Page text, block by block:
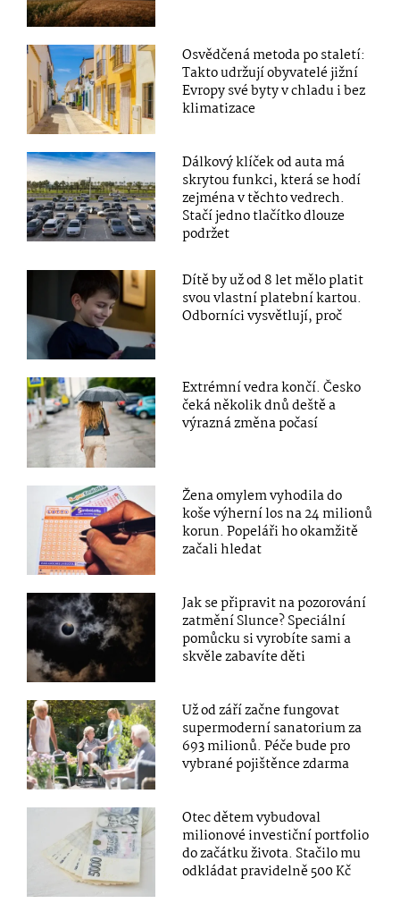
Osvědčená metoda po staletí:
Takto udržují obyvatelé jižní
Evropy své byty v chladu i bez
klimatizace
Dálkový klíček od auta má
skrytou funkci, která se hodí
zejména v těchto vedrech.
Stačí jedno tlačítko dlouze
podržet
Dítě by už od 8 let mělo platit
svou vlastní platební kartou.
Odborníci vysvětlují, proč
Extrémní vedra končí. Česko
čeká několik dnů deště a
výrazná změna počasí
Žena omylem vyhodila do
koše výherní los na 24 milionů
korun. Popeláři ho okamžitě
začali hledat
Jak se připravit na pozorování
zatmění Slunce? Speciální
pomůcku si vyrobíte sami a
skvěle zabavíte děti
Už od září začne fungovat
supermoderní sanatorium za
693 milionů. Péče bude pro
vybrané pojištěnce zdarma
Otec dětem vybudoval
milionové investiční portfolio
do začátku života. Stačilo mu
odkládat pravidelně 500 Kč